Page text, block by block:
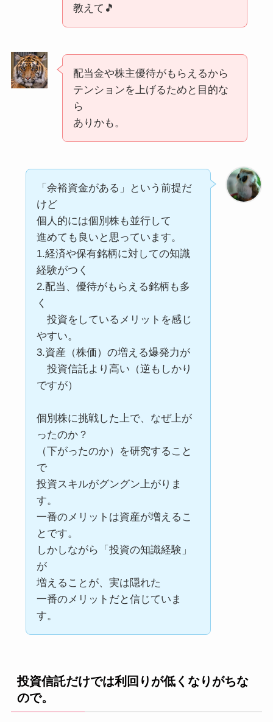
教えて🎵
配当金や株主優待がもらえるから
テンションを上げるためと目的な
ら
ありかも。
「余裕資金がある」という前提だ
けど
個人的には個別株も並行して
進めても良いと思っています。
1.経済や保有銘柄に対しての知識
経験がつく
2.配当、優待がもらえる銘柄も多
く
投資をしているメリットを感じ
やすい。
3.資産（株価）の増える爆発力が
投資信託より高い（逆もしかり
ですが）
個別株に挑戦した上で、なぜ上が
ったのか？
（下がったのか）を研究すること
で
投資スキルがグングン上がりま
す。
一番のメリットは資産が増えるこ
とです。
しかしながら「投資の知識経験」
が
増えることが、実は隠れた
一番のメリットだと信じていま
す。
投資信託だけでは利回りが低くなりがちな
ので。